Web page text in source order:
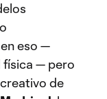
eso —
física — pero
de